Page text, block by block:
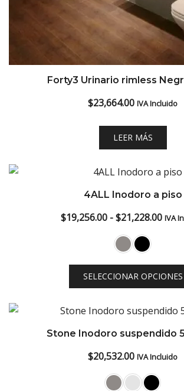
Forty3 Urinario rimless
$23,664.00 IVA Incluido
LEER MÁS
4ALL Inodoro a piso
$19,256.00 - $21,228.00 IVA
SELECCIONAR OPCIONES
Stone Inodoro suspendido
$20,532.00 IVA Incluido